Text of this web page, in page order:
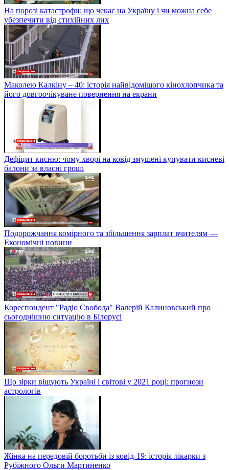
На порозі катастрофи: що чекає на Україну і чи можна себе
убезпечити від стихійних лих
Маколею Калкіну – 40: історія найвідомішого кінохлопчика та
його довгоочікуване повернення на екрани
Дефіцит кисню: чому хворі на ковід змушені купувати кисневі
балони за власні гроші
Подорожчання комірного та збільшення зарплат вчителям —
Економічні новини
Кореспондент "Радіо Свобода" Валерій Калиновський про
сьогоднішню ситуацію в Білорусі
Що зірки віщують Україні і світові у 2021 році: прогнози
астрологів
Жінка на передовій боротьби із ковід-19: історія лікарки з
Рубіжного Ольги Мартиненко